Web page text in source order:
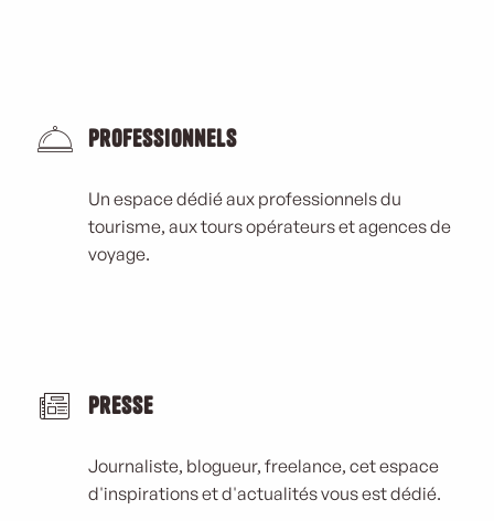
Professionnels
Un espace dédié aux professionnels du
tourisme, aux tours opérateurs et agences de
voyage.
Presse
Journaliste, blogueur, freelance, cet espace
d'inspirations et d'actualités vous est dédié.